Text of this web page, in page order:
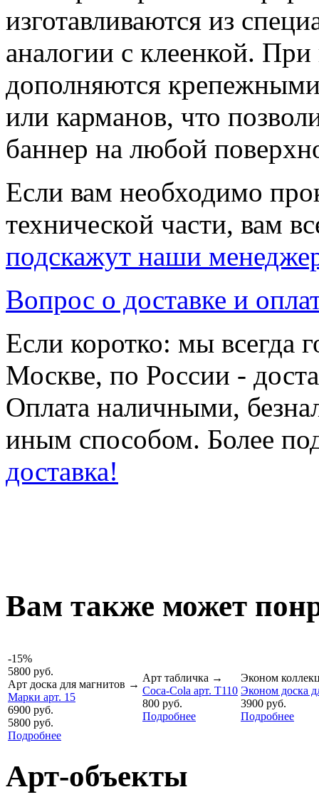
изготавливаются из
аналогии с клеенкой.
дополняются
или карманов, что
баннер на любой
Если вам необходимо
технической части, вам
подскажут наши
Вопрос о доставке и
Если коротко: мы всегда
Москве, по России -
Оплата наличными,
иным способом. Более
доставка!
Вам также может
-15%
5800 руб.
Арт доска для магнитов →
Марки арт. 15
6900 руб.
5800 руб.
Подробнее
Арт табличка →
Coca-Cola арт. T110
800 руб.
Подробнее
Эконом
Эконом доска
3900 руб.
Подробнее
Арт-объекты